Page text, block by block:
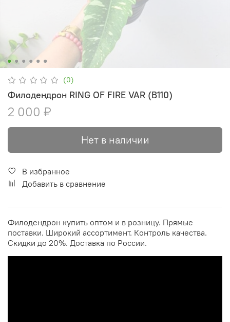
(0)
Филодендрон RING OF FIRE VAR (В110)
2 000 ₽
Нет в наличии
В избранное
Добавить в сравнение
Филодендрон купить оптом и в розницу. Прямые
поставки. Широкий ассортимент. Контроль качества.
Скидки до 20%. Доставка по России.